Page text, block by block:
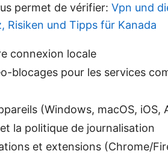
permet de vérifier: Vpn und
Risiken und Tipps für Kanada
connexion locale
blocages pour les services
(Windows, macOS, iOS,
la politique de journalisation
et extensions (Chrome/